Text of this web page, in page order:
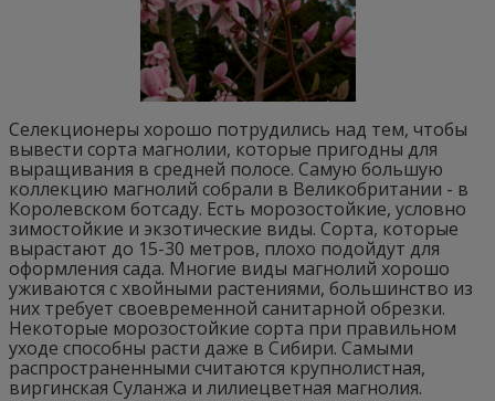
Селекционеры хорошо потрудились над тем, чтобы
вывести сорта магнолии, которые пригодны для
выращивания в средней полосе. Самую большую
коллекцию магнолий собрали в Великобритании - в
Королевском ботсаду. Есть морозостойкие, условно
зимостойкие и экзотические виды. Сорта, которые
вырастают до 15-30 метров, плохо подойдут для
оформления сада. Многие виды магнолий хорошо
уживаются с хвойными растениями, большинство из
них требует своевременной санитарной обрезки.
Некоторые морозостойкие сорта при правильном
уходе способны расти даже в Сибири. Самыми
распространенными считаются крупнолистная,
виргинская Суланжа и лилиецветная магнолия.